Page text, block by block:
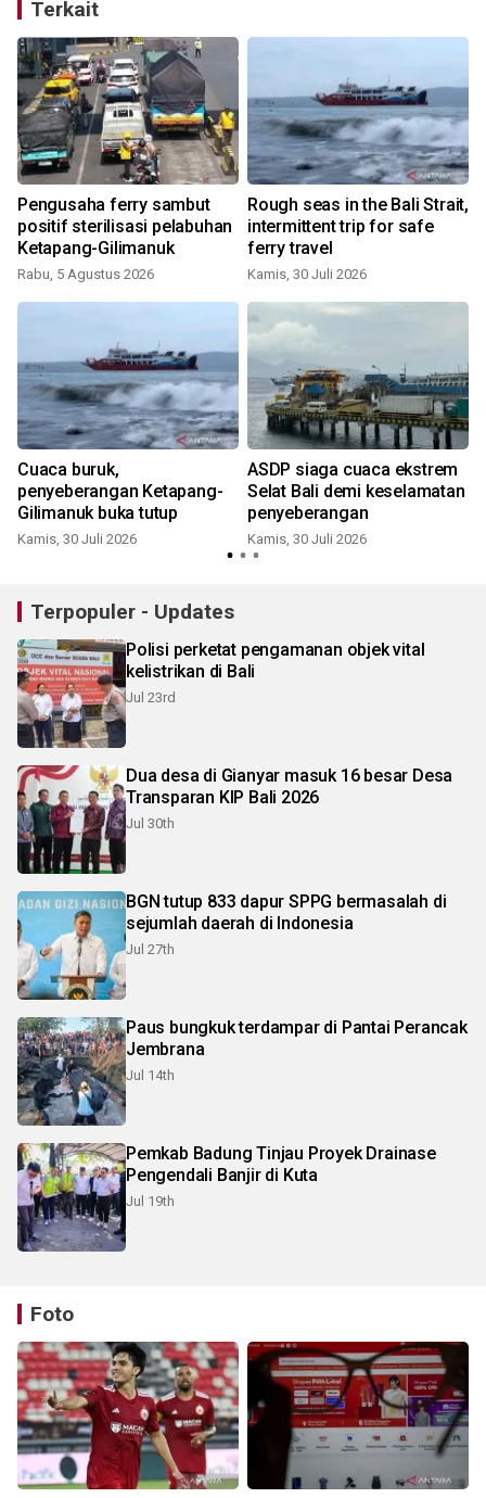
Terkait
Pengusaha ferry sambut
positif sterilisasi pelabuhan
Ketapang-Gilimanuk
Rabu, 5 Agustus 2026
Rough seas in the Bali Strait,
intermittent trip for safe
ferry travel
Kamis, 30 Juli 2026
Cuaca buruk,
penyeberangan Ketapang-
Gilimanuk buka tutup
Kamis, 30 Juli 2026
ASDP siaga cuaca ekstrem
Selat Bali demi keselamatan
penyeberangan
Kamis, 30 Juli 2026
Terpopuler - Updates
Polisi perketat pengamanan objek vital
kelistrikan di Bali
Jul 23rd
Dua desa di Gianyar masuk 16 besar Desa
Transparan KIP Bali 2026
Jul 30th
BGN tutup 833 dapur SPPG bermasalah di
sejumlah daerah di Indonesia
Jul 27th
Paus bungkuk terdampar di Pantai Perancak
Jembrana
Jul 14th
Pemkab Badung Tinjau Proyek Drainase
Pengendali Banjir di Kuta
Jul 19th
Foto